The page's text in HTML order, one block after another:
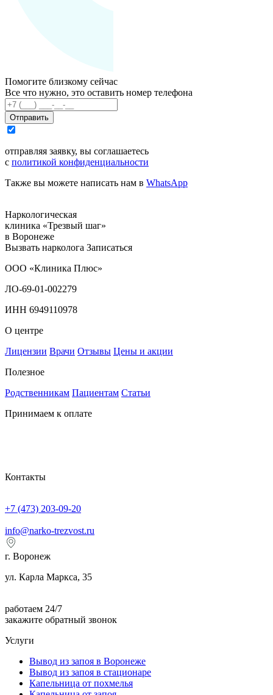
Помогите близкому сейчас
Все что нужно, это оставить номер телефона
Отправить
отправляя заявку, вы соглашаетесь
с политикой конфиденциальности
Также вы можете написать нам в WhatsApp
Наркологическая
клиника «Трезвый шаг»
в Воронеже
Вызвать нарколога Записаться
ООО «Клиника Плюс»
ЛО-69-01-002279
ИНН 6949110978
О центре
Лицензии Врачи Отзывы Цены и акции
Полезное
Родственникам Пациентам Статьи
Принимаем к оплате
Контакты
+7 (473) 203-09-20
info@narko-trezvost.ru
г. Воронеж
ул. Карла Маркса, 35
работаем 24/7
закажите обратный звонок
Услуги
Вывод из запоя в Воронеже
Вывод из запоя в стационаре
Капельница от похмелья